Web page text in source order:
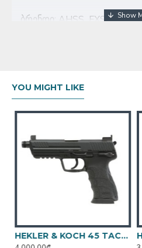
ბრენდი: AHSS FXS -9
ვაზნების რაოდენობა: 17
მწარმოებელი:თურქეთი
YOU MIGHT LIKE
HEKLER & KOCH 45 TACTICAL V1 BLACK